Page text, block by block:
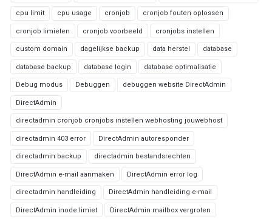
cpu limit cpu usage cronjob cronjob fouten oplossen
cronjob limieten cronjob voorbeeld cronjobs instellen
custom domain dagelijkse backup data herstel database
database backup database login database optimalisatie
Debug modus Debuggen debuggen website DirectAdmin
DirectAdmin
directadmin cronjob cronjobs instellen webhosting jouwebhost
directadmin 403 error DirectAdmin autoresponder
directadmin backup directadmin bestandsrechten
DirectAdmin e-mail aanmaken DirectAdmin error log
directadmin handleiding DirectAdmin handleiding e-mail
DirectAdmin inode limiet DirectAdmin mailbox vergroten